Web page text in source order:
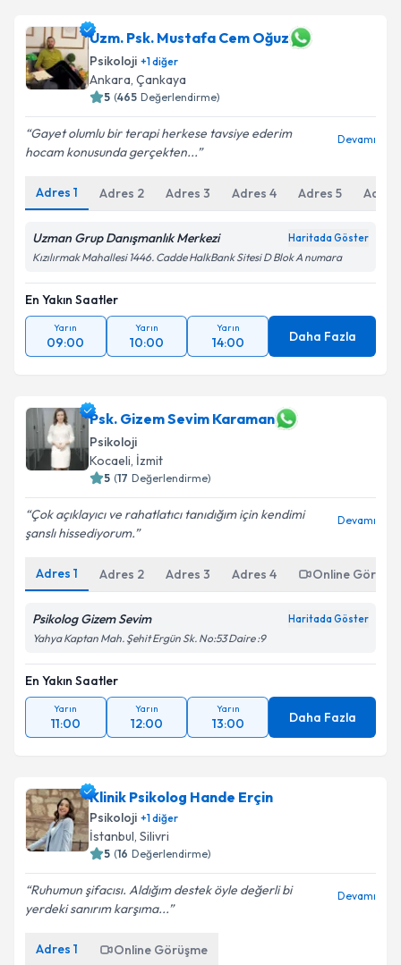
Psk. Sümeyye Karacaiçin randevu takvimi talebi
oluşturun. Size bu uzmandan randevu almanız için bir
takvim hazırlandığında e-posta ile bilgilendireceğiz.
E-posta Adresiniz
Kişisel verilerimin işlenmesine ilişkin
Aydınlatma
Metni'ni okudum ve kişisel verilerimin belirtilen
Takvim Talebini Gönder
Uzm. Psk. Mustafa Cem Oğuz
Psikoloji +1diğer
Ankara, Çankaya
5 (465 Değerlendirme)
Gayet olumlu bir terapi herkese tavsiye ederim
hocam konusunda gerçekten...
Devamı
Adres 1 Adres 2 Adres 3 Adres 4 Adres 5 Adres
Uzman Grup Danışmanlık Merkezi Haritada Göster
Kızılırmak Mahallesi 1446. Cadde HalkBank Sitesi D Blok A numara
En Yakın Saatler
Yarın
09:00
Yarın
10:00
Yarın
14:00 Daha Fazla
Psk. Gizem Sevim Karaman
Psikoloji
Kocaeli, İzmit
5 (17 Değerlendirme)
Çok açıklayıcı ve rahatlatıcı tanıdığım için kendimi
şanslı hissediyorum.
Devamı
Adres 1 Adres 2 Adres 3 Adres 4 Online
Psikolog Gizem Sevim Haritada Göster
Yahya Kaptan Mah. Şehit Ergün Sk. No:53 Daire :9
En Yakın Saatler
Yarın
11:00
Yarın
12:00
Yarın
13:00 Daha Fazla
Klinik Psikolog Hande Erçin
Psikoloji +1diğer
İstanbul, Silivri
5 (16 Değerlendirme)
Ruhumun şifacısı. Aldığım destek öyle değerli bi
yerdeki sanırım karşıma...
Devamı
Adres 1 Online Görüşme